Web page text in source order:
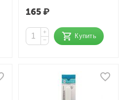
165₽
+
−
Купить